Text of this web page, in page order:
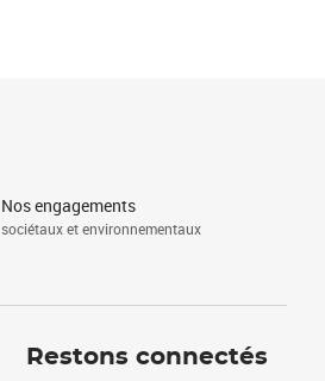
Nos engagements
sociétaux et environnementaux
Restons connectés